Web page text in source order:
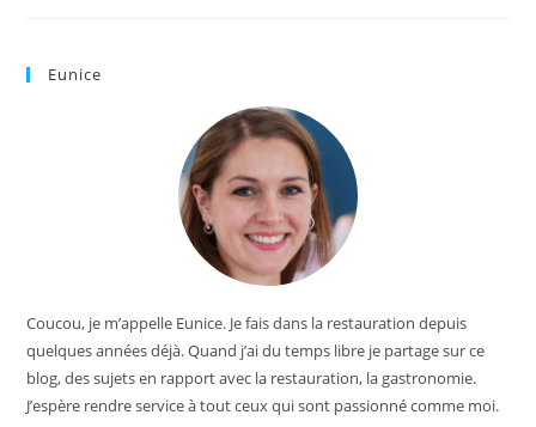
Eunice
Coucou, je m’appelle Eunice. Je fais dans la restauration depuis
quelques années déjà. Quand j’ai du temps libre je partage sur ce
blog, des sujets en rapport avec la restauration, la gastronomie.
J’espère rendre service à tout ceux qui sont passionné comme moi.